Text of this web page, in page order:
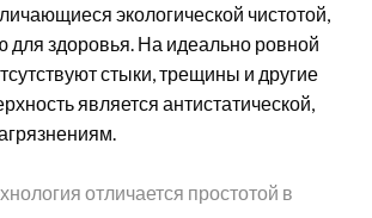
экологической чистотой,
для здоровья. На идеально ровной
стыки, трещины и другие
является антистатической,
отличается простотой в